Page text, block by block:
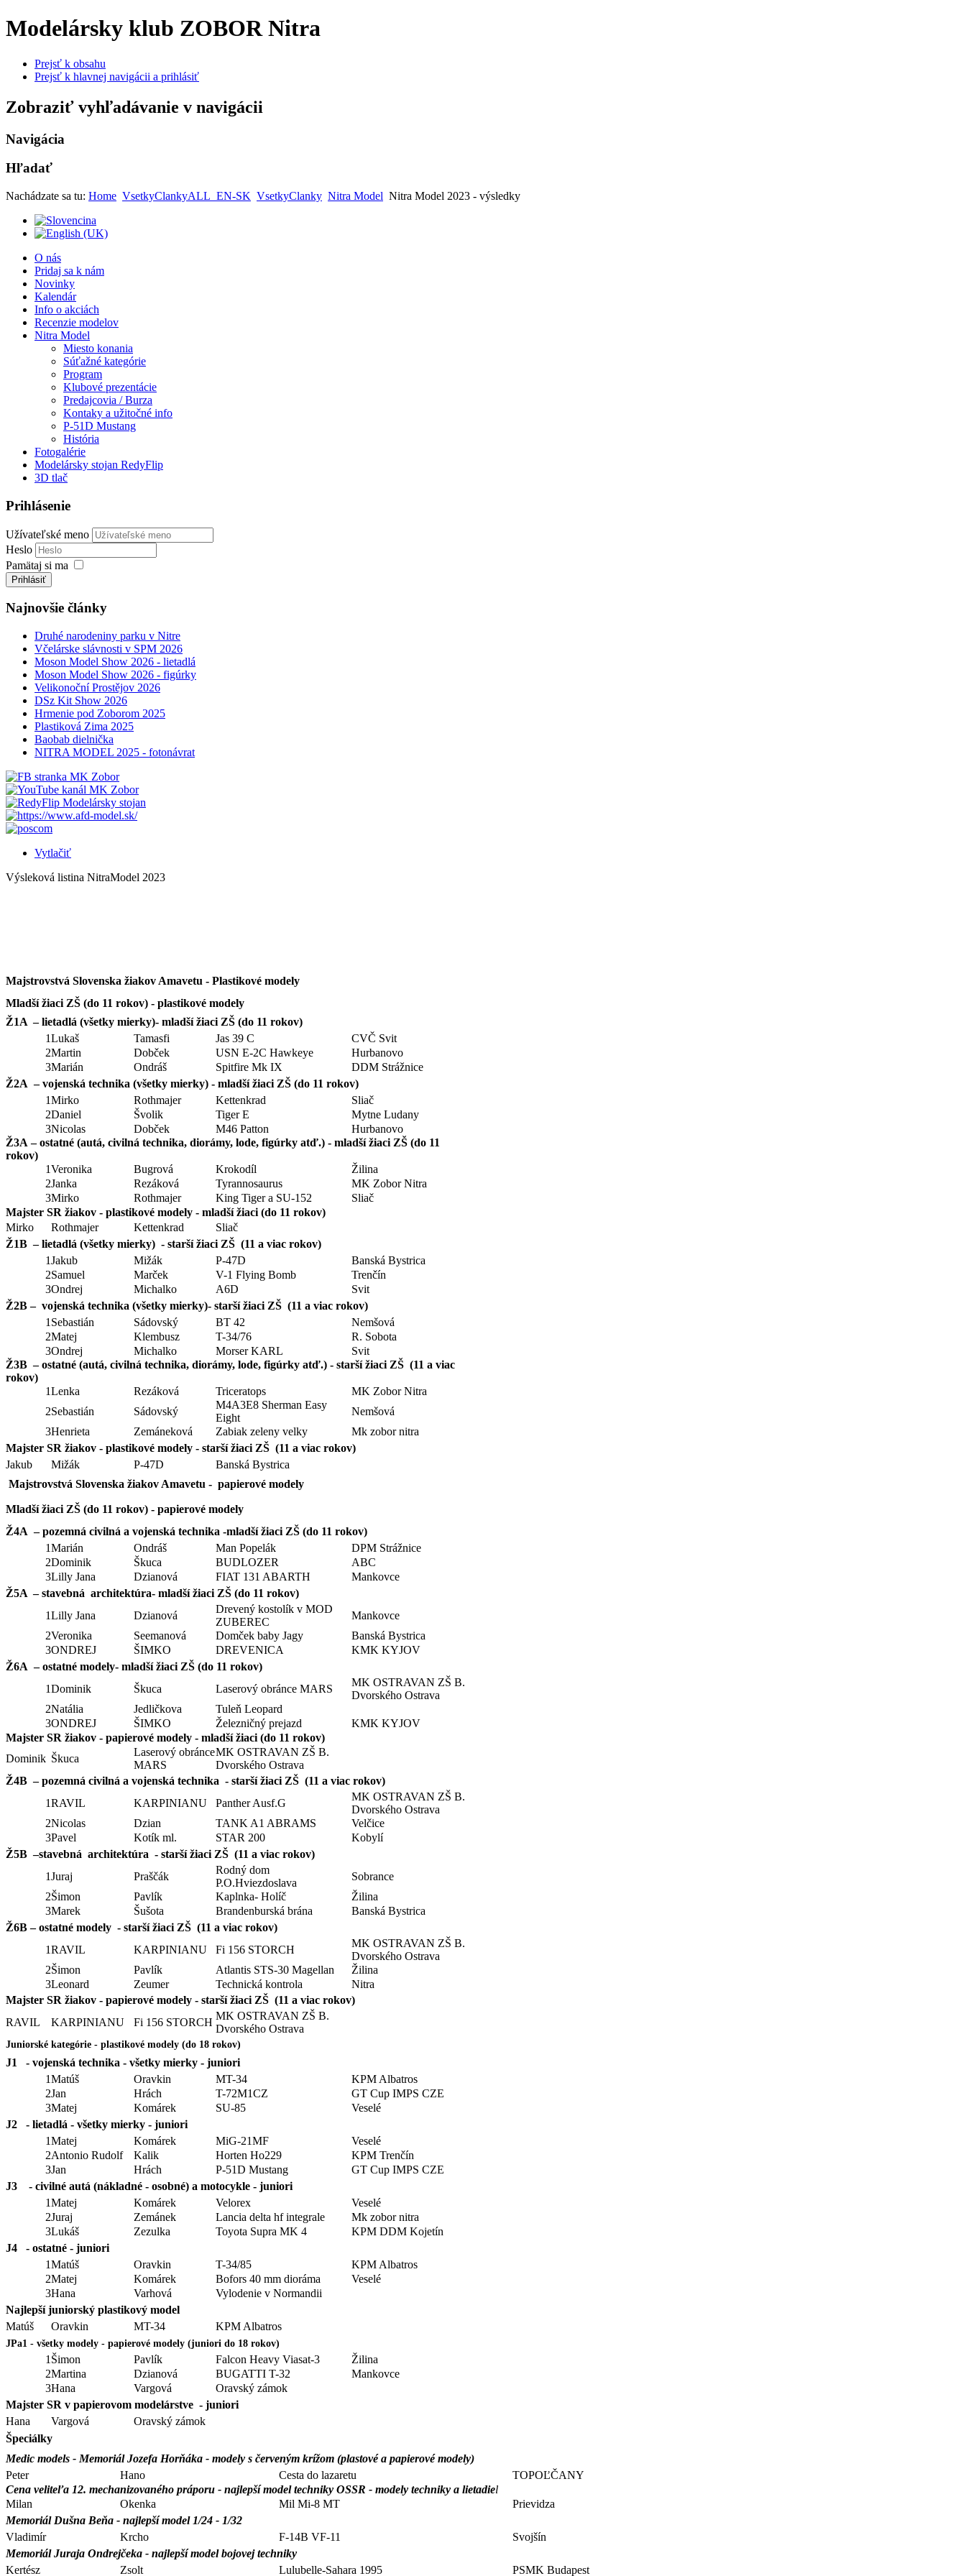
Modelársky klub ZOBOR Nitra
Prejsť k obsahu
Prejsť k hlavnej navigácii a prihlásiť
Zobraziť vyhľadávanie v navigácii
Navigácia
Hľadať
Nachádzate sa tu: Home VsetkyClankyALL_EN-SK VsetkyClanky Nitra Model Nitra Model 2023 - výsledky
O nás
Pridaj sa k nám
Novinky
Kalendár
Info o akciách
Recenzie modelov
Nitra Model
Miesto konania
Súťažné kategórie
Program
Klubové prezentácie
Predajcovia / Burza
Kontaky a užitočné info
P-51D Mustang
História
Fotogalérie
Modelársky stojan RedyFlip
3D tlač
Prihlásenie
Užívateľské meno
Heslo
Pamätaj si ma
Prihlásiť
Najnovšie články
Druhé narodeniny parku v Nitre
Včelárske slávnosti v SPM 2026
Moson Model Show 2026 - lietadlá
Moson Model Show 2026 - figúrky
Velikonoční Prostějov 2026
DSz Kit Show 2026
Hrmenie pod Zoborom 2025
Plastiková Zima 2025
Baobab dielnička
NITRA MODEL 2025 - fotonávrat
Vytlačiť
Výsleková listina NitraModel 2023
Majstrovstvá Slovenska žiakov Amavetu - Plastikové modely
Mladší žiaci ZŠ (do 11 rokov) - plastikové modely
Ž1A – lietadlá (všetky mierky)- mladší žiaci ZŠ (do 11 rokov)
1Lukaš Tamasfi Jas 39 C
CVČ Svit
2Martin Dobček USN E-2C Hawkeye
Hurbanovo
3Marián Ondráš Spitfire Mk IX
DDM Strážnice
Ž2A – vojenská technika (všetky mierky) - mladší žiaci ZŠ (do 11 rokov)
1Mirko Rothmajer Kettenkrad
Sliač
2Daniel Švolik Tiger E
Mytne Ludany
3Nicolas Dobček M46 Patton
Hurbanovo
Ž3A – ostatné (autá, civilná technika, diorámy, lode, figúrky atď.) - mladší žiaci ZŠ (do 11
rokov)
1Veronika Bugrová Krokodíl
Žilina
2Janka Rezáková Tyrannosaurus
MK Zobor Nitra
3Mirko Rothmajer King Tiger a SU-152
Sliač
Majster SR žiakov - plastikové modely - mladší žiaci (do 11 rokov)
Mirko
Rothmajer Kettenkrad
Sliač
Ž1B – lietadlá (všetky mierky) - starší žiaci ZŠ (11 a viac rokov)
1Jakub Mižák P-47D
Banská Bystrica
2Samuel Marček V-1 Flying Bomb
Trenčín
3Ondrej Michalko A6D
Svit
Ž2B – vojenská technika (všetky mierky)- starší žiaci ZŠ (11 a viac rokov)
1 Sebastián Sádovský BT 42
Nemšová
2Matej Klembusz T-34/76
R. Sobota
3Ondrej Michalko Morser KARL
Svit
Ž3B – ostatné (autá, civilná technika, diorámy, lode, figúrky atď.) - starší žiaci ZŠ (11 a viac
rokov)
1Lenka Rezáková Triceratops
MK Zobor Nitra
2Sebastián Sádovský
M4A3E8 Sherman Easy
Eight
Nemšová
3Henrieta Zemáneková Zabiak zeleny velky
Mk zobor nitra
Majster SR žiakov - plastikové modely - starší žiaci ZŠ (11 a viac rokov)
Jakub
Mižák P-47D
Banská Bystrica
Majstrovstvá Slovenska žiakov Amavetu - papierové modely
Mladší žiaci ZŠ (do 11 rokov) - papierové modely
Ž4A – pozemná civilná a vojenská technika -mladší žiaci ZŠ (do 11 rokov)
1Marián Ondráš Man Popelák
DPM Strážnice
2Dominik Škuca BUDLOZER
ABC
3Lilly Jana Dzianová FIAT 131 ABARTH
Mankovce
Ž5A – stavebná architektúra- mladší žiaci ZŠ (do 11 rokov)
1Lilly Jana Dzianová
Drevený kostolík v MOD
ZUBEREC
Mankovce
2Veronika Seemanová Domček baby Jagy
Banská Bystrica
3ONDREJ ŠIMKO DREVENICA
KMK KYJOV
Ž6A – ostatné modely- mladší žiaci ZŠ (do 11 rokov)
1Dominik Škuca Laserový obránce MARS
MK OSTRAVAN ZŠ B.
Dvorského Ostrava
2Natália Jedličkova
Tuleň Leopard
3ONDREJ ŠIMKO Železničný prejazd
KMK KYJOV
Majster SR žiakov - papierové modely - mladší žiaci (do 11 rokov)
Dominik Škuca
Laserový obránce
MARS
MK OSTRAVAN ZŠ B.
Dvorského Ostrava
Ž4B – pozemná civilná a vojenská technika - starší žiaci ZŠ (11 a viac rokov)
1RAVIL KARPINIANU Panther Ausf.G
MK OSTRAVAN ZŠ B.
Dvorského Ostrava
2Nicolas Dzian TANK A1 ABRAMS
Velčice
3Pavel Kotík ml. STAR 200
Kobylí
Ž5B –stavebná architektúra - starší žiaci ZŠ (11 a viac rokov)
1Juraj Praščák
Rodný dom
P.O.Hviezdoslava
Sobrance
2Šimon Pavlík Kaplnka- Holíč
Žilina
3Marek Šušota Brandenburská brána
Banská Bystrica
Ž6B – ostatné modely - starší žiaci ZŠ (11 a viac rokov)
1RAVIL KARPINIANU Fi 156 STORCH
MK OSTRAVAN ZŠ B.
Dvorského Ostrava
2Šimon Pavlík Atlantis STS-30 Magellan
Žilina
3Leonard Zeumer Technická kontrola
Nitra
Majster SR žiakov - papierové modely - starší žiaci ZŠ (11 a viac rokov)
RAVIL
KARPINIANU Fi 156 STORCH
MK OSTRAVAN ZŠ B.
Dvorského Ostrava
Juniorské kategórie - plastikové modely (do 18 rokov)
J1 - vojenská technika - všetky mierky - juniori
1Matúš Oravkin MT-34
KPM Albatros
2Jan Hrách T-72M1CZ
GT Cup IMPS CZE
3Matej Komárek SU-85
Veselé
J2 - lietadlá - všetky mierky - juniori
1Matej Komárek MiG-21MF
Veselé
2Antonio Rudolf Kalik Horten Ho229
KPM Trenčín
3Jan Hrách P-51D Mustang
GT Cup IMPS CZE
J3 - civilné autá (nákladné - osobné) a motocykle - juniori
1Matej Komárek Velorex
Veselé
2Juraj Zemánek Lancia delta hf integrale
Mk zobor nitra
3Lukáš Zezulka Toyota Supra MK 4
KPM DDM Kojetín
J4 - ostatné - juniori
1Matúš Oravkin T-34/85
KPM Albatros
2Matej Komárek Bofors 40 mm dioráma
Veselé
3Hana Varhová
Vylodenie v Normandii
Najlepší juniorský plastikový model
Matúš
Oravkin MT-34 KPM Albatros
JPa1 - všetky modely - papierové modely (juniori do 18 rokov)
1 Šimon Pavlík Falcon Heavy Viasat-3
Žilina
2Martina Dzianová BUGATTI T-32
Mankovce
3Hana Vargová
Oravský zámok
Majster SR v papierovom modelárstve - juniori
Hana
Vargová
Oravský zámok
Špeciálky
Medic models - Memoriál Jozefa Horňáka - modely s červeným krížom (plastové a papierové modely)
Peter
Hano Cesta do lazaretu
TOPOĽČANY
Cena veliteľa 12. mechanizovaného práporu - najlepší model techniky OSSR - modely techniky a lietadiel
Milan
Okenka Mil Mi-8 MT
Prievidza
Memoriál Dušna Beňa - najlepší model 1/24 - 1/32
Vladimír
Krcho F-14B VF-11
Svojšín
Memoriál Juraja Ondrejčeka - najlepší model bojovej techniky
Kertész
Zsolt Lulubelle-Sahara 1995 PSMK Budapest